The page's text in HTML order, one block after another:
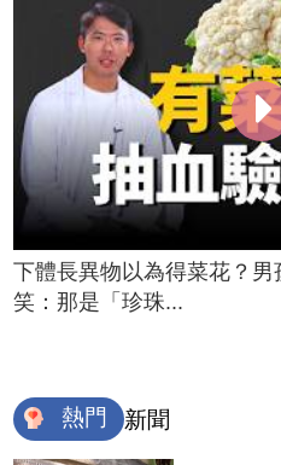
下體長異物以為得菜花？
笑：那是「珍珠...
熱門 新聞